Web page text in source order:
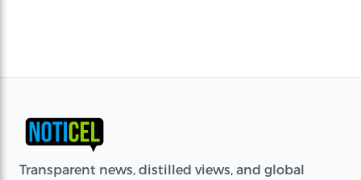
Transparent news, distilled views, and global